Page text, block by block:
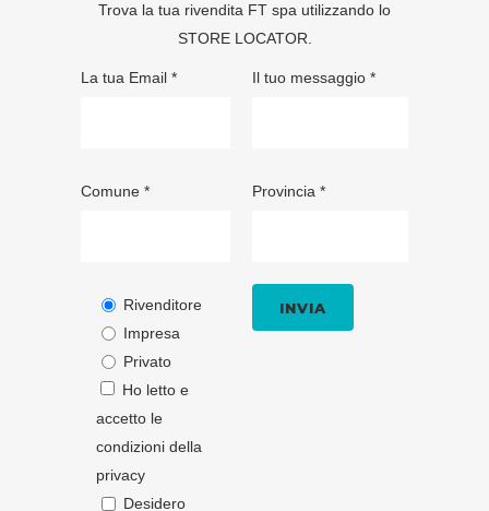
Trova la tua rivendita FT spa utilizzando lo
STORE LOCATOR
La tua Email *
Comune *
Rivenditore
Impresa
Privato
Ho letto e
accetto le
condizioni della
privacy
Desidero
Il tuo messaggio *
Provincia *